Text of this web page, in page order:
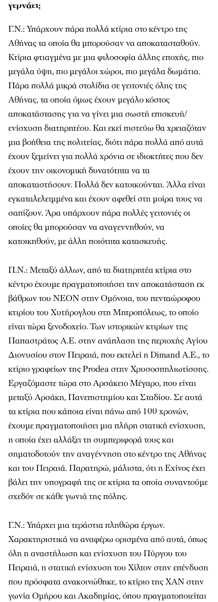
γερνάει;
Γ.Ν.: Υπάρχουν πάρα πολλά κτίρια στο κέντρο της
Αθήνας τα οποία θα µπορούσαν να αποκατασταθούν.
Κτίρια φτιαγµένα µε µια φιλοσοφία άλλης εποχής, πιο
µεγάλα ύψη, πιο µεγάλοι χώροι, πιο µεγάλα δωµάτια.
Πάρα πολλά µικρά στολίδια σε γειτονιές όλης της
Αθήνας, τα οποία όµως έχουν µεγάλο κόστος
αποκατάστασης για να γίνει µια σωστή επισκευή/
ενίσχυση διατηρητέου. Και εκεί πιστεύω θα χρειαζόταν
µια βοήθεια της πολιτείας, διότι πάρα πολλά από αυτά
έχουν ξεµείνει για πολλά χρόνια σε ιδιοκτήτες που δεν
έχουν την οικονοµική δυνατότητα να τα
αποκαταστήσουν. Πολλά δεν κατοικούνται. Άλλα είναι
εγκαταλελειµµένα και έχουν αφεθεί στη µοίρα τους να
σαπίζουν. Άρα υπάρχουν πάρα πολλές γειτονιές οι
οποίες θα µπορούσαν να αναγεννηθούν, να
κατοικηθούν, µε άλλη ποιότητα κατασκευής.
Π.Ν.: Μεταξύ άλλων, από τα διατηρητέα κτίρια στο
κέντρο έχουµε πραγµατοποιήσει την αποκατάσταση εκ
βάθρων του ΝΕΟΝ στην Οµόνοια, του πενταώροφου
κτιρίου του Χυτήρογλου στη Μητροπόλεως, το οποίο
είναι τώρα ξενοδοχείο. Των ιστορικών κτιρίων της
Παπαστράτος Α.Ε. στην ανάπλαση της περιοχής Αγίου
Διονυσίου στον Πειραιά, που εκτελεί η Dimand A.E., το
κτίριο γραφείων της Prodea στην Χρυσοσπηλιωτίσσης.
Εργαζόµαστε τώρα στο Αρσάκειο Μέγαρο, που είναι
µεταξύ Αρσάκη, Πανεπιστηµίου και Σταδίου. Σε αυτά
τα κτίρια που κάποια είναι πάνω από 100 χρονών,
έχουµε πραγµατοποιήσει µια πλήρη στατική ενίσχυση,
η οποία έχει αλλάξει τη συµπεριφορά τους και
σηµατοδοτούν την αναγέννηση στο κέντρο της Αθήνας
και του Πειραιά. Παρατηρώ, μάλιστα, ότι η Εχίνος έχει
βάλει την υπογραφή της σε κτίρια τα οποία συναντούμε
σχεδόν σε κάθε γωνιά της πόλης.
Γ.Ν.: Υπάρχει µια τεράστια πληθώρα έργων.
Χαρακτηριστικά να αναφέρω ορισµένα από αυτά, όπως
όλη η αναστήλωση και ενίσχυση του Πύργου του
Πειραιά, η στατική ενίσχυση του Χίλτον στην επένδυση
που πρόσφατα ανακοινώθηκε, το κτίριο της ΧΑΝ στην
γωνία Οµήρου και Ακαδηµίας, όπου πραγµατοποιείται